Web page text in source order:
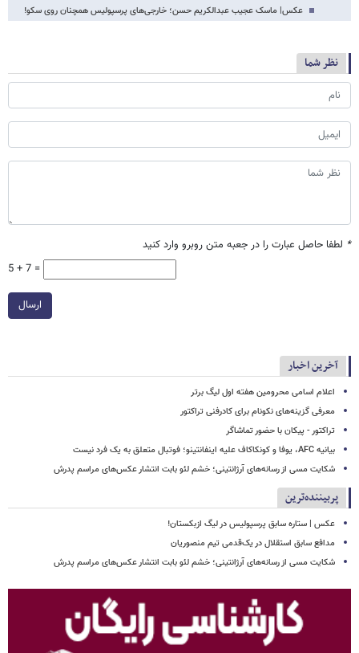
عکس‌| ماسک عجیب عبدالکریم حسن؛ خارجی‌های پرسپولیس همچنان روی سکو!
نظر شما
* لطفا حاصل عبارت را در جعبه متن روبرو وارد کنید
5 + 7 =
ارسال
آخرین اخبار
اعلام اسامی محرومین هفته اول لیگ برتر
معرفی گزینه‌های نکونام برای کادرفنی تراکتور
تراکتور - پیکان با حضور تماشاگر
بیانیه AFC، یوفا و کونکاکاف علیه اینفانتینو؛ فوتبال متعلق به یک فرد نیست
شکایت مسی از رسانه‌های آرژانتینی؛ خشم لئو بابت انتشار عکس‌های مراسم پدرش
پربیننده‌ترین
عکس | ستاره سابق پرسپولیس در لیگ ازبکستان!
مدافع سابق استقلال در یک‌قدمی تیم منصوریان
شکایت مسی از رسانه‌های آرژانتینی؛ خشم لئو بابت انتشار عکس‌های مراسم پدرش